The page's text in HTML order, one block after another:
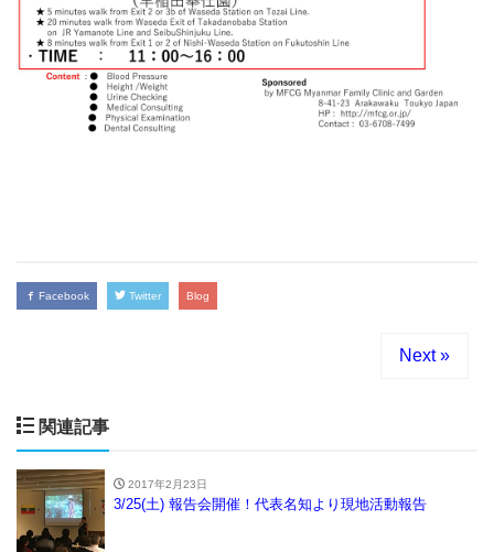
Facebook Twitter Blog
Next »
関連記事
2017年2月23日
3/25(土) 報告会開催！代表名知より現地活動報告